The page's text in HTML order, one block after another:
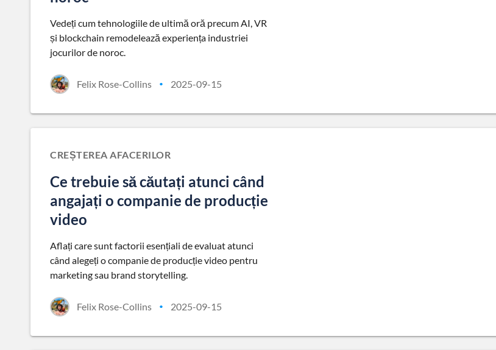
Vedeți cum tehnologiile de ultimă oră precum AI, VR
și blockchain remodelează experiența industriei
jocurilor de noroc.
Felix Rose-Collins • 2025-09-15
CREȘTEREA AFACERILOR
Ce trebuie să căutați atunci când
angajați o companie de producție
video
Aflați care sunt factorii esențiali de evaluat atunci
când alegeți o companie de producție video pentru
marketing sau brand storytelling.
Felix Rose-Collins • 2025-09-15